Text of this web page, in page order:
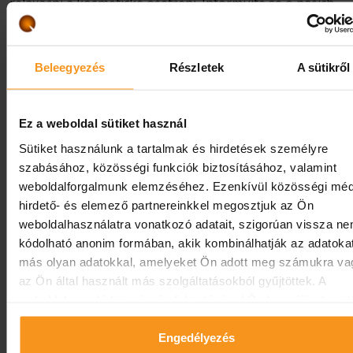
Beleegyezés Részletek A sütikről
Ez a weboldal sütiket használ
Sütiket használunk a tartalmak és hirdetések személyre
szabásához, közösségi funkciók biztosításához, valamint
weboldalforgalmunk elemzéséhez. Ezenkívül közösségi
hirdető- és elemező partnereinkkel megosztjuk az Ön
weboldalhasználatra vonatkozó adatait, szigorúan vissza
kódolható anonim formában, akik kombinálhatják az
más olyan adatokkal, amelyeket Ön adott meg számukra
az Ön által használt más szolgáltatásokból gyűjtöttek. A
használatához.
Engedélyezés
aktuálních nabídkách a akcích a rezervujte si termín co
Kontakty:
Další informace